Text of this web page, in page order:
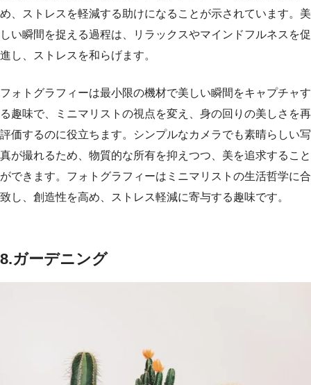
め、ストレスを軽減する助けになることが示されています。美
しい瞬間を捉える過程は、リラックスやマインドフルネスを促
進し、ストレスを和らげます。
フォトグラフィーは最小限の機材で美しい瞬間をキャプチャす
る趣味で、ミニマリストの視点を変え、身の回りの美しさを再
評価するのに役立ちます。シンプルなカメラでも素晴らしい写
真が撮れるため、物質的な所有を抑えつつ、美を追求すること
ができます。フォトグラフィーはミニマリストの生活哲学に合
致し、創造性を高め、ストレス軽減に寄与する趣味です。
8.ガーデニング